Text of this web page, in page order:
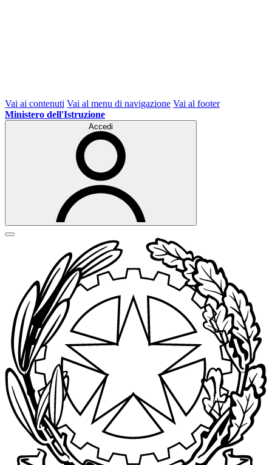
Vai ai contenuti Vai al menu di navigazione Vai al footer
Ministero dell'Istruzione
Accedi